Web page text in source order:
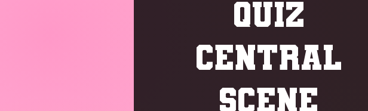
QUIZ
CENTRAL
SCENE